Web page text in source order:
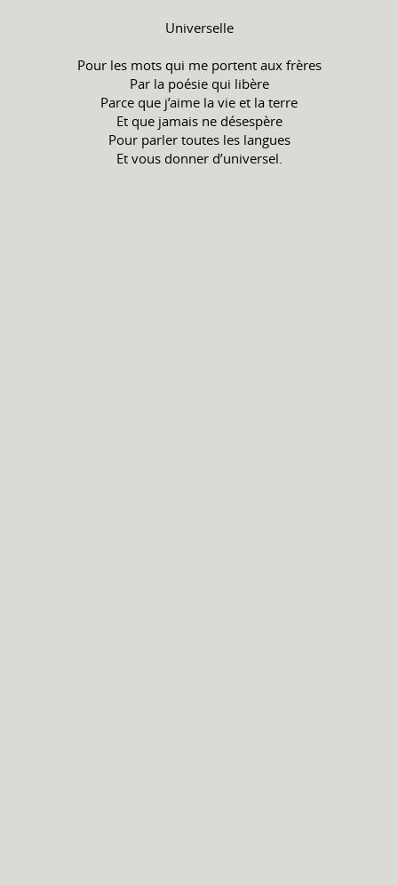
Universelle
Pour les mots qui me portent aux frères
Par la poésie qui libère
Parce que j’aime la vie et la terre
Et que jamais ne désespère
Pour parler toutes les langues
Et vous donner d’universel.